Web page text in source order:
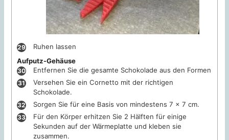
Ruhen lassen
Aufputz-Gehäuse
Entfernen Sie die gesamte Schokolade aus den Formen
Versehen Sie ein Cornetto mit der richtigen
Schokolade.
Sorgen Sie für eine Basis von mindestens 7 x 7 cm.
Für den Körper erhitzen Sie 2 Hälften für einige
Sekunden auf der Wärmeplatte und kleben sie
zusammen.